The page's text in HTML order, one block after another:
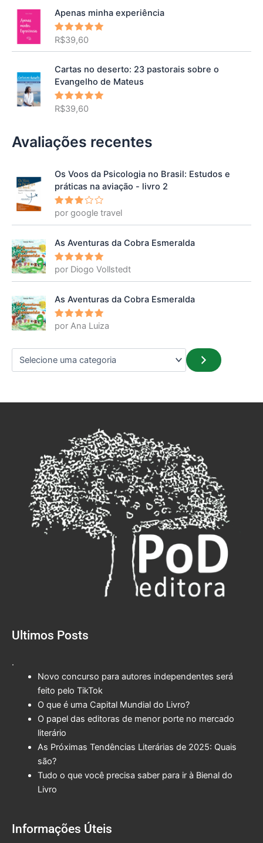
Apenas minha experiência
Avaliação
de 5
R$39,60
Cartas no deserto: 23 pastorais sobre o
Evangelho de Mateus
Avaliação
de 5
R$39,60
Avaliações recentes
Os Voos da Psicologia no Brasil: Estudos e
práticas na aviação - livro 2
Avalia
ção3
por google travel
As Aventuras da Cobra Esmeralda
Avaliação
5
por Diogo Vollstedt
As Aventuras da Cobra Esmeralda
Avaliação
5
por Ana Luiza
Ultimos Posts
.
Novo concurso para autores independentes será
feito pelo TikTok
O que é uma Capital Mundial do Livro?
O papel das editoras de menor porte no mercado
literário
As Próximas Tendências Literárias de 2025: Quais
são?
Tudo o que você precisa saber para ir à Bienal do
Livro
Informações Úteis